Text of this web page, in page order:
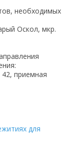
необходимых
Оскол, мкр.
приемная
для